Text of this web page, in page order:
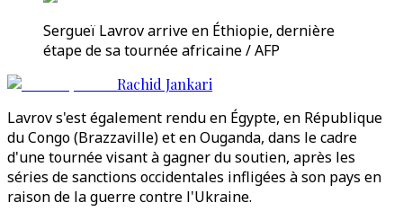
Sergueï Lavrov arrive en Éthiopie, dernière
étape de sa tournée africaine / AFP
Rachid Jankari
Lavrov s'est également rendu en Égypte, en République
du Congo (Brazzaville) et en Ouganda, dans le cadre
d'une tournée visant à gagner du soutien, après les
séries de sanctions occidentales infligées à son pays en
raison de la guerre contre l'Ukraine.